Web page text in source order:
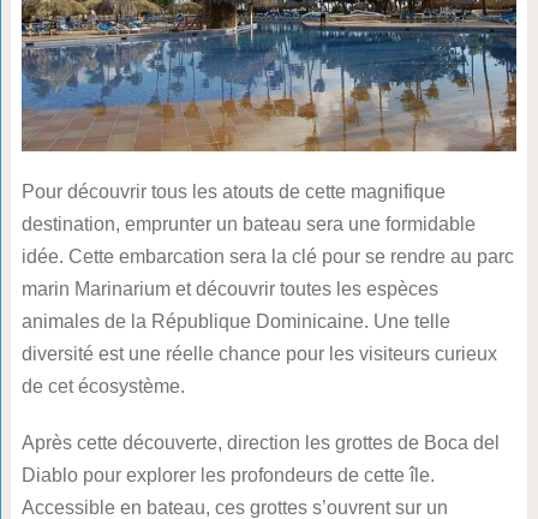
Pour découvrir tous les atouts de cette magnifique
destination, emprunter un bateau sera une formidable
idée. Cette embarcation sera la clé pour se rendre au parc
marin Marinarium et découvrir toutes les espèces
animales de la République Dominicaine. Une telle
diversité est une réelle chance pour les visiteurs curieux
de cet écosystème.
Après cette découverte, direction les grottes de Boca del
Diablo pour explorer les profondeurs de cette île.
Accessible en bateau, ces grottes s’ouvrent sur un